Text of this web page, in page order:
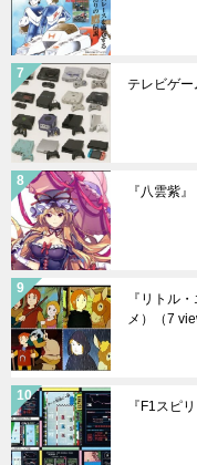
テレビゲー
『八雲紫
『リトル
メ）
（7
『F1スピ